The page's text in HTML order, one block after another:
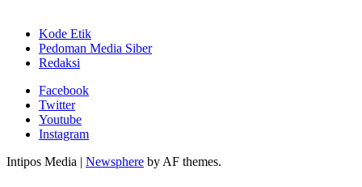
Kode Etik
Pedoman Media Siber
Redaksi
Facebook
Twitter
Youtube
Instagram
Intipos Media | Newsphere by AF themes.